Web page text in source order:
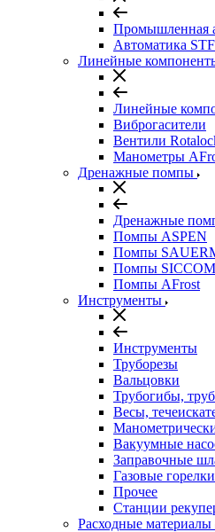
Промышленная
Автоматика STF
Линейные
Линейные
Виброгасители
Вентили
Манометры
Дренажные помпы
Дренажные
Помпы ASPEN
Помпы
Помпы SICCOM
Помпы AFrost
Инструменты
Инструменты
Труборезы
Вальцовки
Трубогибы,
Весы,
Вакуумные
Заправочные
Газовые горелки
Прочее
Станции
Расходные материалы